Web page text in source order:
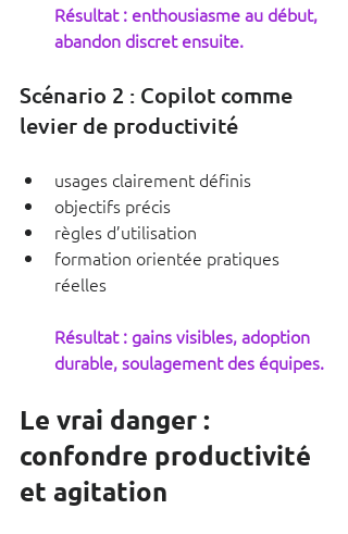
Résultat : enthousiasme au début,
abandon discret ensuite.
Scénario 2 : Copilot comme
levier de productivité
usages clairement définis
objectifs précis
règles d’utilisation
formation orientée pratiques
réelles
Résultat : gains visibles, adoption
durable, soulagement des équipes.
Le vrai danger :
confondre productivité
et agitation